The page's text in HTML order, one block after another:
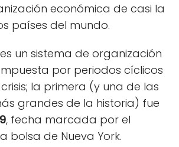
económica de casi la
países del mundo.
un sistema de organización
por periodos cíclicos
la primera (y una de las
grandes de la historia) fue
, fecha marcada por el
bolsa de Nueva York.